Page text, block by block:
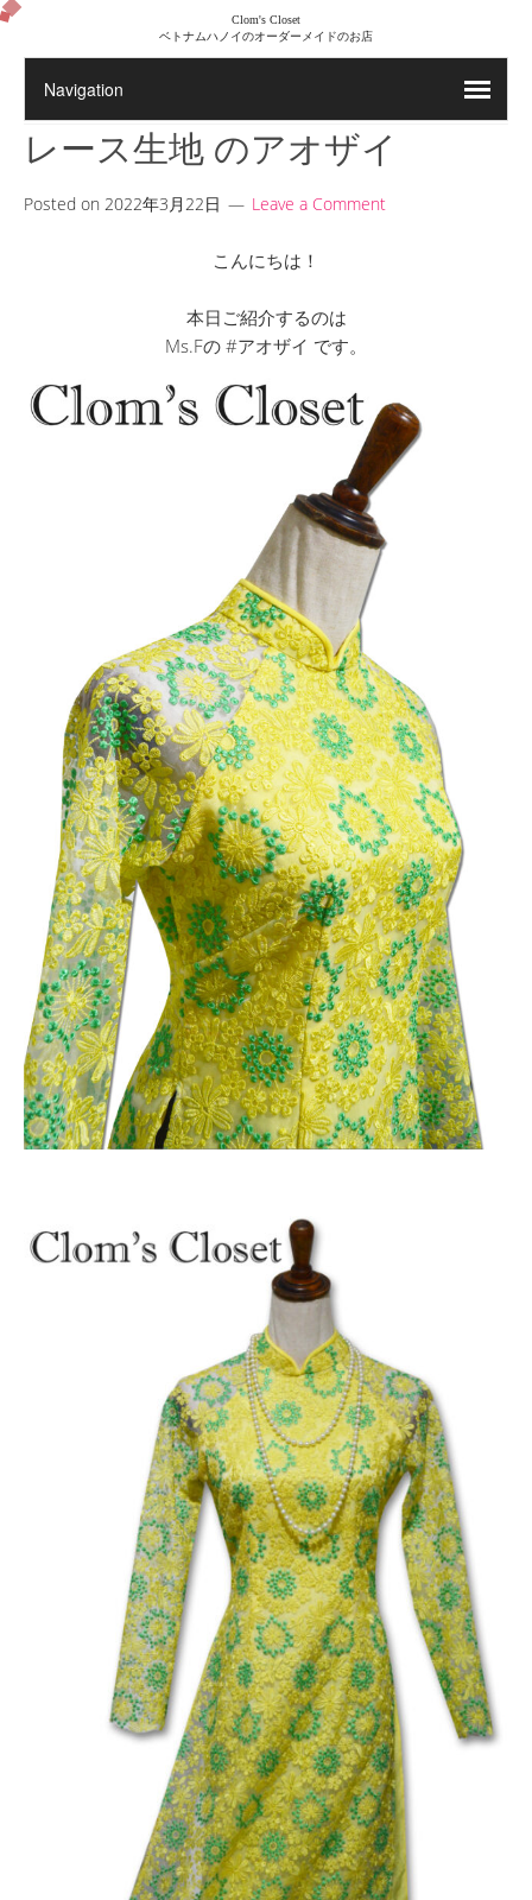
Clom's Closet
ベトナムハノイのオーダーメイドのお店
レース生地 のアオザイ
Posted on 2022年3月22日 Leave a Comment
こんにちは！
本日ご紹介するのは
Ms.Fの #アオザイ です。